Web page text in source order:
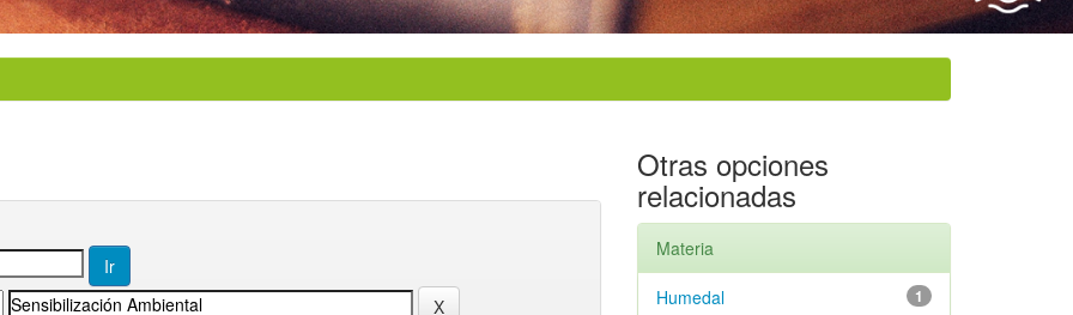
Otras opciones
relacionadas
Materia
1
Humedal